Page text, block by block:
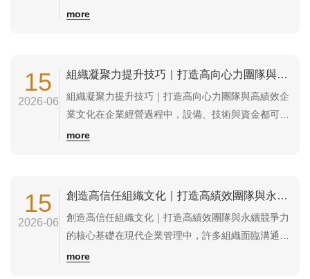
為，流程可以提升效率，但真正決定企業長期競爭力
念與行為準則，它影響員工的工作態度、決策方式...
more
15
2026-06
組織凝聚力提升技巧｜打造高向心力團隊與高績效企業文化
組織凝聚力提升技巧｜打造高向心力團隊與高績效企
業文化在企業經營過程中，設備、技術與資金都可以
透過投資取得，但真正難以複製的競爭優勢，往往來
使擁有優秀人才，也容易出現內耗、衝突與高離職...
more
15
2026-06
創造高信任組織文化｜打造高績效團隊與永續競爭力的核心基礎
創造高信任組織文化｜打造高績效團隊與永續競爭力
的核心基礎在現代企業管理中，許多組織面臨溝通效
率低落、部門衝突頻繁、員工不願主動回報問題及人
more